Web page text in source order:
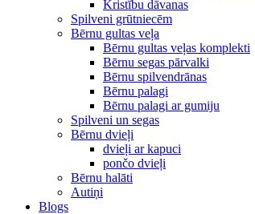
Kristību dāvanas
Spilveni grūtniecēm
Bērnu gultas veļa
Bērnu gultas veļas komplekti
Bērnu segas pārvalki
Bērnu spilvendrānas
Bērnu palagi
Bērnu palagi ar gumiju
Spilveni un segas
Bērnu dvieļi
dvieļi ar kapuci
pončo dvieļi
Bērnu halāti
Autiņi
Blogs